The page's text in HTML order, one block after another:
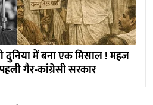
दुनिया में बना एक मिसाल ! महज
गैर-कांग्रेसी सरकार